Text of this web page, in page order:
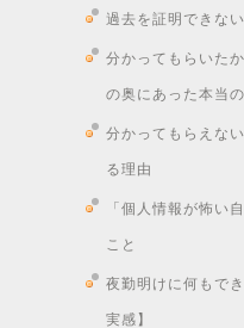
過去を証明できな
分かってもらいた
の奥にあった本当
分かってもらえな
る理由
「個人情報が怖い
こと
夜勤明けに何もで
実感】